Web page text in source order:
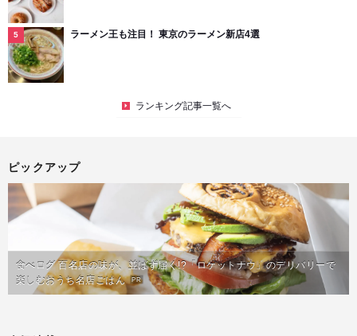
ラーメン王も注目！ 東京のラーメン新店4選
ランキング記事一覧へ
ピックアップ
食べログ 百名店の味が、並ばず届く!?「ロケットナウ」のデリバリーで
楽しむおうち名店ごはん PR